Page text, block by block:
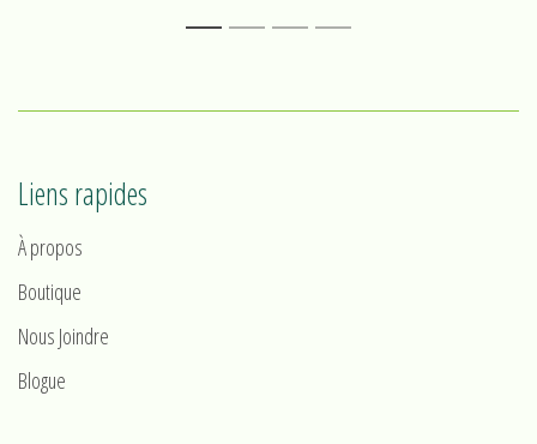
1 2 3 4
Liens rapides
À propos
Boutique
Nous Joindre
Blogue